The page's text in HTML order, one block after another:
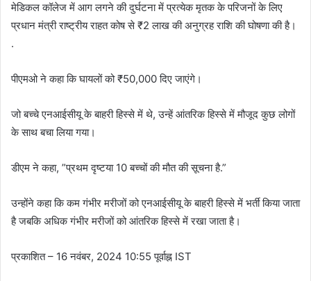
मेडिकल कॉलेज में आग लगने की दुर्घटना में प्रत्येक मृतक के परिजनों के लिए
प्रधान मंत्री राष्ट्रीय राहत कोष से ₹2 लाख की अनुग्रह राशि की घोषणा की है।
.
पीएमओ ने कहा कि घायलों को ₹50,000 दिए जाएंगे।
जो बच्चे एनआईसीयू के बाहरी हिस्से में थे, उन्हें आंतरिक हिस्से में मौजूद कुछ लोगों
के साथ बचा लिया गया।
डीएम ने कहा, ”प्रथम दृष्टया 10 बच्चों की मौत की सूचना है.”
उन्होंने कहा कि कम गंभीर मरीजों को एनआईसीयू के बाहरी हिस्से में भर्ती किया जाता
है जबकि अधिक गंभीर मरीजों को आंतरिक हिस्से में रखा जाता है।
प्रकाशित– 16 नवंबर, 2024 10:55 पूर्वाह्न IST